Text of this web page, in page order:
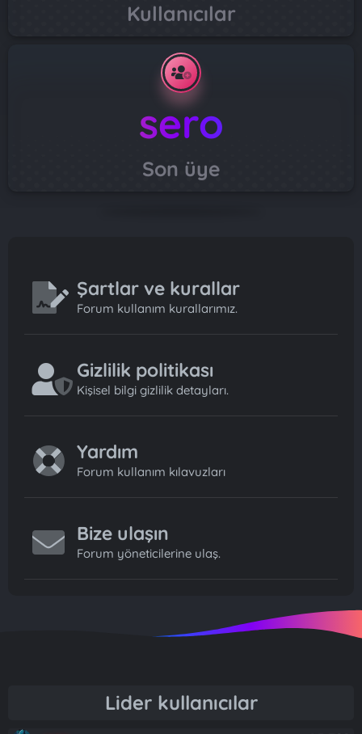
Kullanıcılar
sero
Son üye
Şartlar ve kurallar
Forum kullanım kurallarımız.
Gizlilik politikası
Kişisel bilgi gizlilik detayları.
Yardım
Forum kullanım kılavuzları
Bize ulaşın
Forum yöneticilerine ulaş.
Lider kullanıcılar